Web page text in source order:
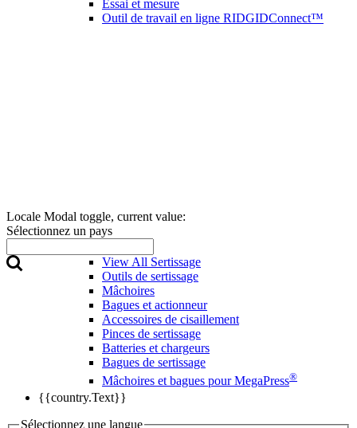
Locale Modal toggle, current value:
Sélectionnez un pays
{{country.Text}}
Sélectionnez une langue
Essai et mesure
Outil de travail en ligne RIDGIDConnect™
View All Sertissage
Outils de sertissage
Mâchoires
Bagues et actionneur
Accessoires de cisaillement
Pinces de sertissage
Batteries et chargeurs
Bagues de sertissage
Mâchoires et bagues pour MegaPress®